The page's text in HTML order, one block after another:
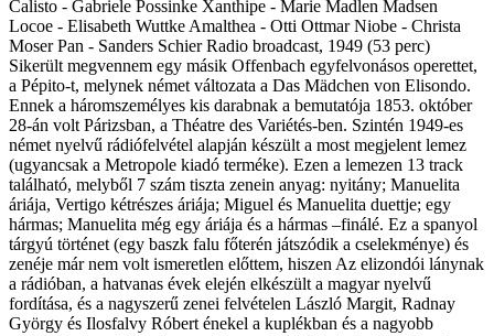
Calisto - Gabriele Possinke Xanthipe - Marie Madlen Madsen
Locoe - Elisabeth Wuttke Amalthea - Otti Ottmar Niobe - Christa
Moser Pan - Sanders Schier Radio broadcast, 1949 (53 perc)
Sikerült megvennem egy másik Offenbach egyfelvonásos operettet,
a Pépito-t, melynek német változata a Das Mädchen von Elisondo.
Ennek a háromszemélyes kis darabnak a bemutatója 1853. október
28-án volt Párizsban, a Théatre des Variétés-ben. Szintén 1949-es
német nyelvű rádiófelvétel alapján készült a most megjelent lemez
(ugyancsak a Metropole kiadó terméke). Ezen a lemezen 13 track
található, melyből 7 szám tiszta zenein anyag: nyitány; Manuelita
áriája, Vertigo kétrészes áriája; Miguel és Manuelita duettje; egy
hármas; Manuelita még egy áriája és a hármas –finálé. Ez a spanyol
tárgyú történet (egy baszk falu főterén játszódik a cselekménye) és
zenéje már nem volt ismeretlen előttem, hiszen Az elizondói lánynak
a rádióban, a hatvanas évek elején elkészült a magyar nyelvű
fordítása, és a nagyszerű zenei felvételen László Margit, Radnay
György és Ilosfalvy Róbert énekel a kuplékban és a nagyobb